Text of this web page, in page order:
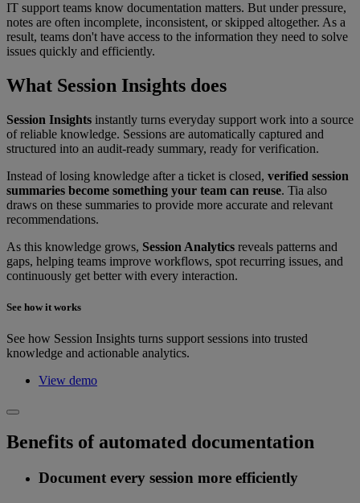
IT support teams know documentation matters. But under pressure,
notes are often incomplete, inconsistent, or skipped altogether. As a
result, teams don't have access to the information they need to solve
issues quickly and efficiently.
What Session Insights does
Session Insights instantly turns everyday support work into a source
of reliable knowledge. Sessions are automatically captured and
structured into an audit-ready summary, ready for verification.
Instead of losing knowledge after a ticket is closed, verified session
summaries become something your team can reuse. Tia also
draws on these summaries to provide more accurate and relevant
recommendations.
As this knowledge grows, Session Analytics reveals patterns and
gaps, helping teams improve workflows, spot recurring issues, and
continuously get better with every interaction.
See how it works
See how Session Insights turns support sessions into trusted
knowledge and actionable analytics.
View demo
Benefits of automated documentation
Document every session more efficiently